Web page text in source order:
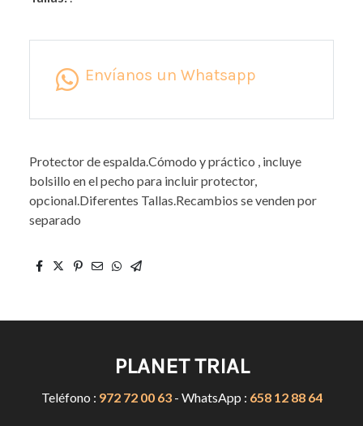
Envíanos un Whatsapp
Protector de espalda.Cómodo y práctico , incluye
bolsillo en el pecho para incluir protector,
opcional.Diferentes Tallas.Recambios se venden por
separado
PLANET TRIAL
Teléfono : 972 72 00 63- WhatsApp : 658 12 88 64